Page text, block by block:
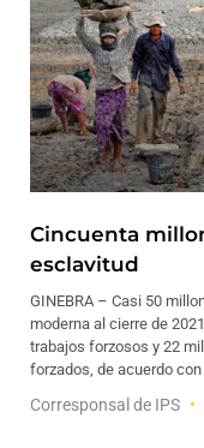
Cincuenta
esclavitud
GINEBRA – Casi 50
moderna al cierre de
trabajos forzosos y 22
forzados, de acuerdo
Corresponsal de IPS